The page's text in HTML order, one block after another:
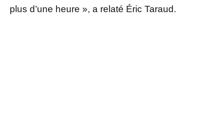
plus d’une heure », a relaté Éric Taraud.